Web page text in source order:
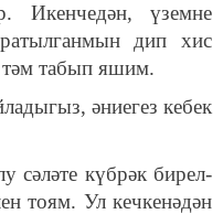
Икен­че­дән, үзем­не
дип хис
та­бып яшим.
әни­е­гез ке­бек
сә­лә­те күб­рәк би­рел­
то­ям. Ул кеч­ке­нә­дән